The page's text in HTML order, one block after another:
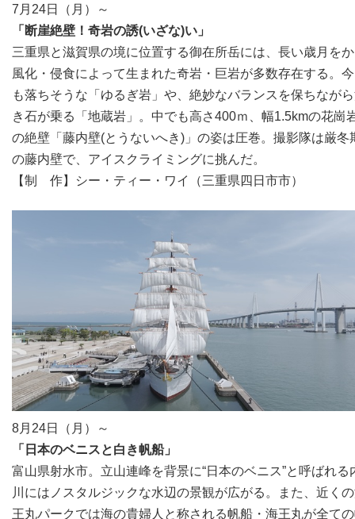
7月24日（月）～
「断崖絶壁！奇岩の誘(いざな)い」
三重県と滋賀県の境に位置する御在所岳には、長い歳月を
風化・侵食によって生まれた奇岩・巨岩が多数存在する。
も落ちそうな「ゆるぎ岩」や、絶妙なバランスを保ちなが
き石が乗る「地蔵岩」。中でも高さ400ｍ、幅1.5kmの花崗
の絶壁「藤内壁(とうないへき)」の姿は圧巻。撮影隊は厳冬
の藤内壁で、アイスクライミングに挑んだ。
【制 作】シー・ティー・ワイ（三重県四日市市）
8月24日（月）～
「日本のベニスと白き帆船」
富山県射水市。立山連峰を背景に“日本のベニス”と呼ばれる
川にはノスタルジックな水辺の景観が広がる。また、近く
王丸パークでは海の貴婦人と称される帆船・海王丸が全て